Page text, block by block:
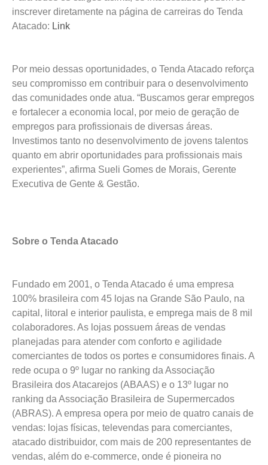
inscrever diretamente na página de carreiras do Tenda
Atacado: Link
Por meio dessas oportunidades, o Tenda Atacado reforça
seu compromisso em contribuir para o desenvolvimento
das comunidades onde atua. “Buscamos gerar empregos
e fortalecer a economia local, por meio de geração de
empregos para profissionais de diversas áreas.
Investimos tanto no desenvolvimento de jovens talentos
quanto em abrir oportunidades para profissionais mais
experientes”, afirma Sueli Gomes de Morais, Gerente
Executiva de Gente & Gestão.
Sobre o Tenda Atacado
Fundado em 2001, o Tenda Atacado é uma empresa
100% brasileira com 45 lojas na Grande São Paulo, na
capital, litoral e interior paulista, e emprega mais de 8 mil
colaboradores. As lojas possuem áreas de vendas
planejadas para atender com conforto e agilidade
comerciantes de todos os portes e consumidores finais. A
rede ocupa o 9º lugar no ranking da Associação
Brasileira dos Atacarejos (ABAAS) e o 13º lugar no
ranking da Associação Brasileira de Supermercados
(ABRAS). A empresa opera por meio de quatro canais de
vendas: lojas físicas, televendas para comerciantes,
atacado distribuidor, com mais de 200 representantes de
vendas, além do e-commerce, onde é pioneira no